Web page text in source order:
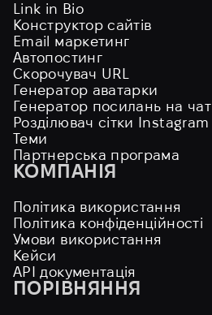
Link in Bio
Конструктор сайтів
Email маркетинг
Автопостинг
Скорочувач URL
Генератор аватарки
Генератор посилань на чат
Розділювач сітки Instagram
Теми
Партнерська програма
КОМПАНІЯ
Політика використання
Політика конфіденційності
Умови використання
Кейси
API документація
ПОРІВНЯННЯ